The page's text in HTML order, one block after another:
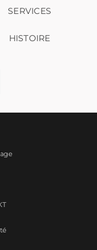
SERVICES
HISTOIRE